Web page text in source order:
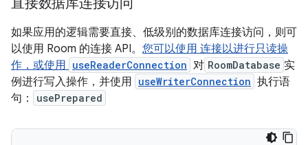
如果应用的逻辑需要直接、低级别的数据库连接访问，则可
以使用 Room 的连接 API。 您可以使用 连接以进行只读操
作，或使用 useReaderConnection 对 RoomDatabase 实
例进行写入操作，并使用 useWriterConnection 执行语
句：
usePrepared